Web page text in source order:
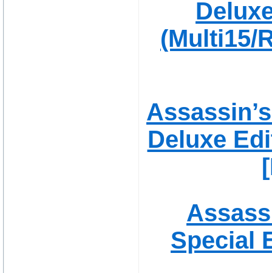
(Multi15/
Deluxe
Special